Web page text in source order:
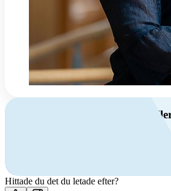
Har du frågor om ventilation
Kontakta oss
Hittade du det du letade efter?